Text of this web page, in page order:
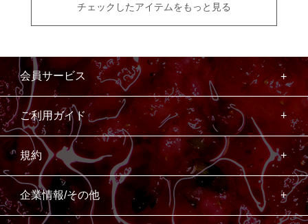
チェックしたアイテムをもっと見る
会員サービス
ご利用ガイド
規約
企業情報/その他